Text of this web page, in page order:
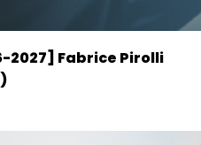
2027] Fabrice Pirolli